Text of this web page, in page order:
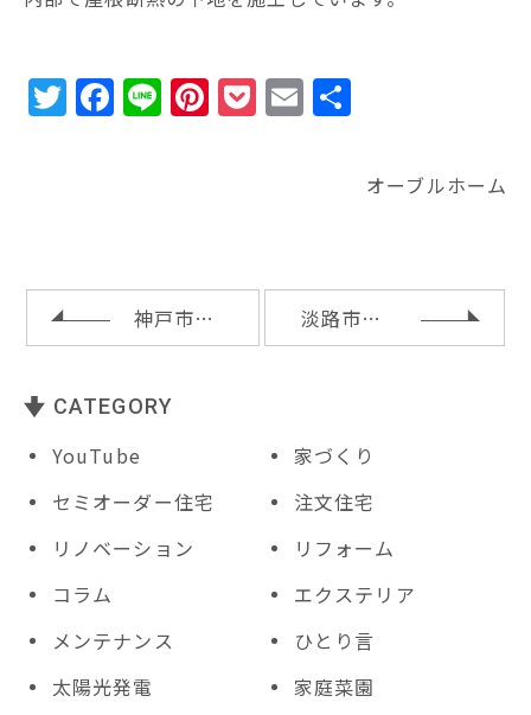
T
w
F
a
o
o
k
Li
n
Pi
n
st
P
o
t
E
m
オーブルホーム
神戸市垂水区Ａ様邸の上棟 淡路市Ｍ様邸の基礎配筋検査
CATEGORY
YouTube
家づくり
セミオーダー住宅
注文住宅
リノベーション
リフォーム
コラム
エクステリア
メンテナンス
ひとり言
太陽光発電
家庭菜園